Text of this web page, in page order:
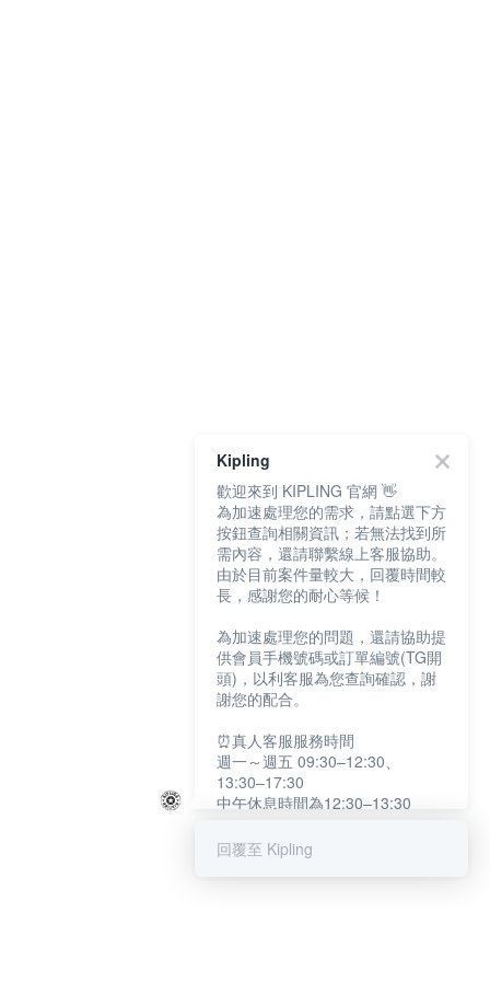
Kipling
歡迎來到 KIPLING 官網 👋
為加速處理您的需求，請點選下方
按鈕查詢相關資訊；若無法找到所
需內容，還請聯繫線上客服協助。
由於目前案件量較大，回覆時間較
長，感謝您的耐心等候！
為加速處理您的問題，還請協助提
供會員手機號碼或訂單編號(TG開
頭)，以利客服為您查詢確認，謝
謝您的配合。
⏰真人客服服務時間
週一～週五 09:30–12:30、
13:30–17:30
中午休息時間為12:30–13:30
提醒您：系統會自動已讀訊息，如
回覆至 Kipling